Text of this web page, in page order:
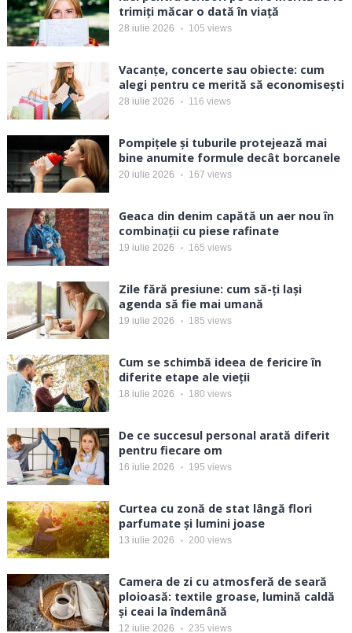
trimiți măcar o dată în viață
28 iulie 2026 105 views
Vacanțe, concerte sau obiecte: cum
alegi pentru ce merită să economisești
28 iulie 2026 116 views
Pompițele și tuburile protejează mai
bine anumite formule decât borcanele
20 iulie 2026 167 views
Geaca din denim capătă un aer nou în
combinații cu piese rafinate
19 iulie 2026 165 views
Zile fără presiune: cum să-ți lași
agenda să fie mai umană
19 iulie 2026 185 views
Cum se schimbă ideea de fericire în
diferite etape ale vieții
18 iulie 2026 180 views
De ce succesul personal arată diferit
pentru fiecare om
16 iulie 2026 195 views
Curtea cu zonă de stat lângă flori
parfumate și lumini joase
13 iulie 2026 200 views
Camera de zi cu atmosferă de seară
ploioasă: textile groase, lumină caldă
și ceai la îndemână
12 iulie 2026 235 views